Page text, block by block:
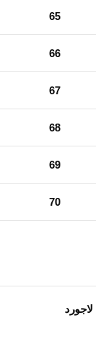
65
66
67
68
69
70
لاجورد